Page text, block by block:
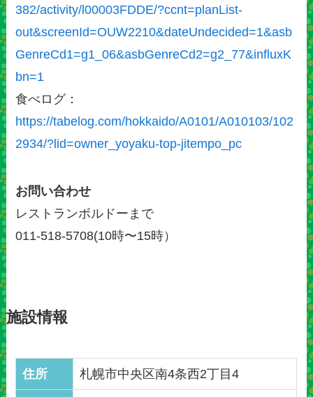
382/activity/l00003FDDE/?ccnt=planList-
out&screenId=OUW2210&dateUndecided=1&asb
GenreCd1=g1_06&asbGenreCd2=g2_77&influxK
bn=1
食べログ：
https://tabelog.com/hokkaido/A0101/A010103/102
2934/?lid=owner_yoyaku-top-jitempo_pc
お問い合わせ
レストランボルドーまで
011-518-5708(10時〜15時）
施設情報
住所 札幌市中央区南4条西2丁目4